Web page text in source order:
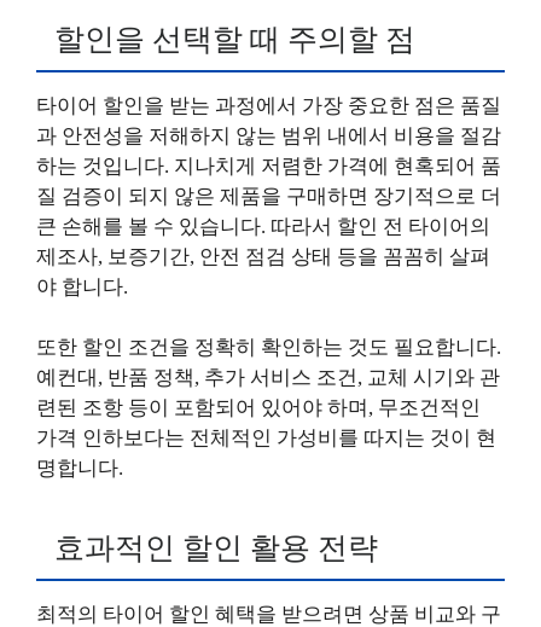
할인을 선택할 때 주의할 점
타이어 할인을 받는 과정에서 가장 중요한 점은 품질
과 안전성을 저해하지 않는 범위 내에서 비용을 절감
하는 것입니다. 지나치게 저렴한 가격에 현혹되어 품
질 검증이 되지 않은 제품을 구매하면 장기적으로 더
큰 손해를 볼 수 있습니다. 따라서 할인 전 타이어의
제조사, 보증기간, 안전 점검 상태 등을 꼼꼼히 살펴
야 합니다.
또한 할인 조건을 정확히 확인하는 것도 필요합니다.
예컨대, 반품 정책, 추가 서비스 조건, 교체 시기와 관
련된 조항 등이 포함되어 있어야 하며, 무조건적인
가격 인하보다는 전체적인 가성비를 따지는 것이 현
명합니다.
효과적인 할인 활용 전략
최적의 타이어 할인 혜택을 받으려면 상품 비교와 구